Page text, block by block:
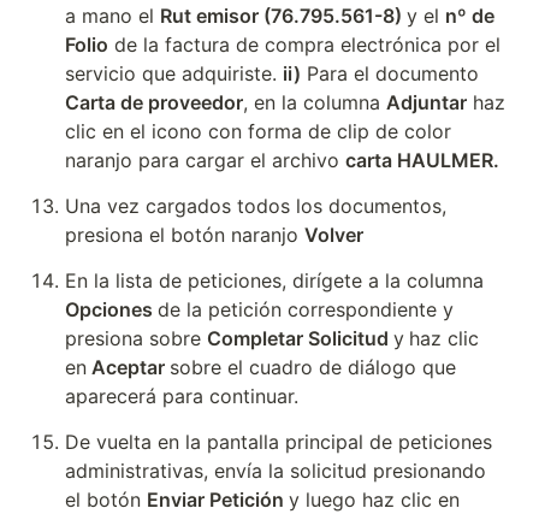
a mano el Rut emisor (76.795.561-8) y el nº de
Folio de la factura de compra electrónica por el
servicio que adquiriste. ii)
Carta de proveedor, en la columna Adjuntar haz
clic en el icono con forma de clip de color
naranjo para cargar el archivo carta HAULMER.
Una vez cargados todos los documentos,
presiona el botón naranjo Volver
Opciones de la petición correspondiente y
presiona sobre Completar Solicitud y haz clic
en Aceptar sobre el cuadro de diálogo que
aparecerá para continuar.
De vuelta en la pantalla principal de peticiones
administrativas, envía la solicitud presionando
el botón Enviar Petición
y luego haz clic en